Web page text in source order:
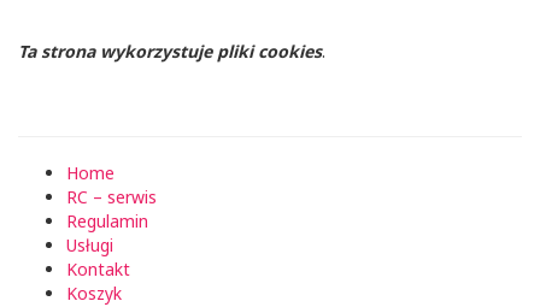
Ta strona wykorzystuje pliki cookies.
Home
RC – serwis
Regulamin
Usługi
Kontakt
Koszyk